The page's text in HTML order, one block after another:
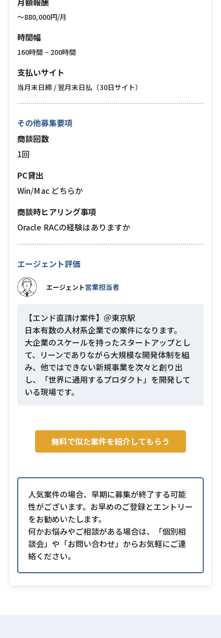
〜880,000円/月
時間幅
160時間 ~ 200時間
支払いサイト
当月末日締 / 翌月末日払（30日サイト）
その他募集要項
商談回数
1回
PC貸出
Win/Mac どちらか
商談時ヒアリング事項
Oracle RACの経験はありますか
エージェント評価
エージェント営業担当者
【エンド直請け案件】＠東京駅
日本有数の人材系企業での案件になります。
大企業のスケールを持ったスタートアップとし
て、リーンでありながら大規模な開発体制を組
み、他ではできない新規事業を次々と創り出
し、「世界に通用するプロダクト」を開発して
いる現場です。
無料で似た案件を紹介してもらう
人気案件の場合、早期に募集が終了する可能
性がございます。お早めのご登録とエントリー
をお勧めいたします。
何かお悩みやご相談がある場合は、「個別相
談会」や「お問い合わせ」からお気軽にご連
絡ください。